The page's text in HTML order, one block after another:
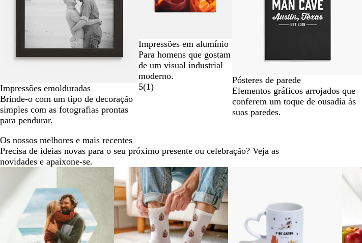
Impressões emolduradas
Brinde-o com um tipo de decoração
simples com as fotografias prontas
para pendurar.
Impressões em alumínio
Para homens que gostam
de um visual industrial
moderno.
5(1)
Pósteres de parede
Elementos gráficos arrojados que
conferem um toque de ousadia às
suas paredes.
Os nossos melhores e mais recentes
Precisa de ideias novas para o seu próximo presente ou celebração? Veja as
novidades e apaixone-se.